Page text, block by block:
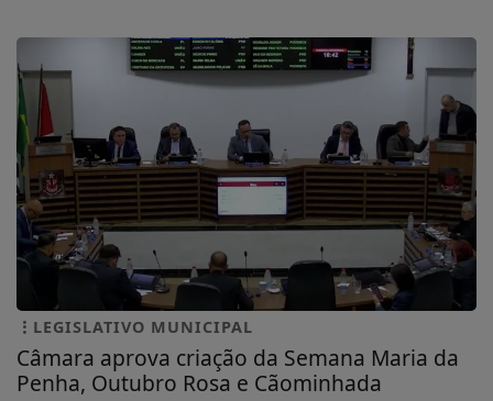
LEGISLATIVO MUNICIPAL
Câmara aprova criação da Semana Maria da
Penha, Outubro Rosa e Cãominhada